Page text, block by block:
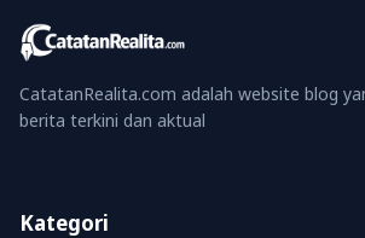
CatatanRealita.com adalah website blog
berita terkini dan aktual
Kategori